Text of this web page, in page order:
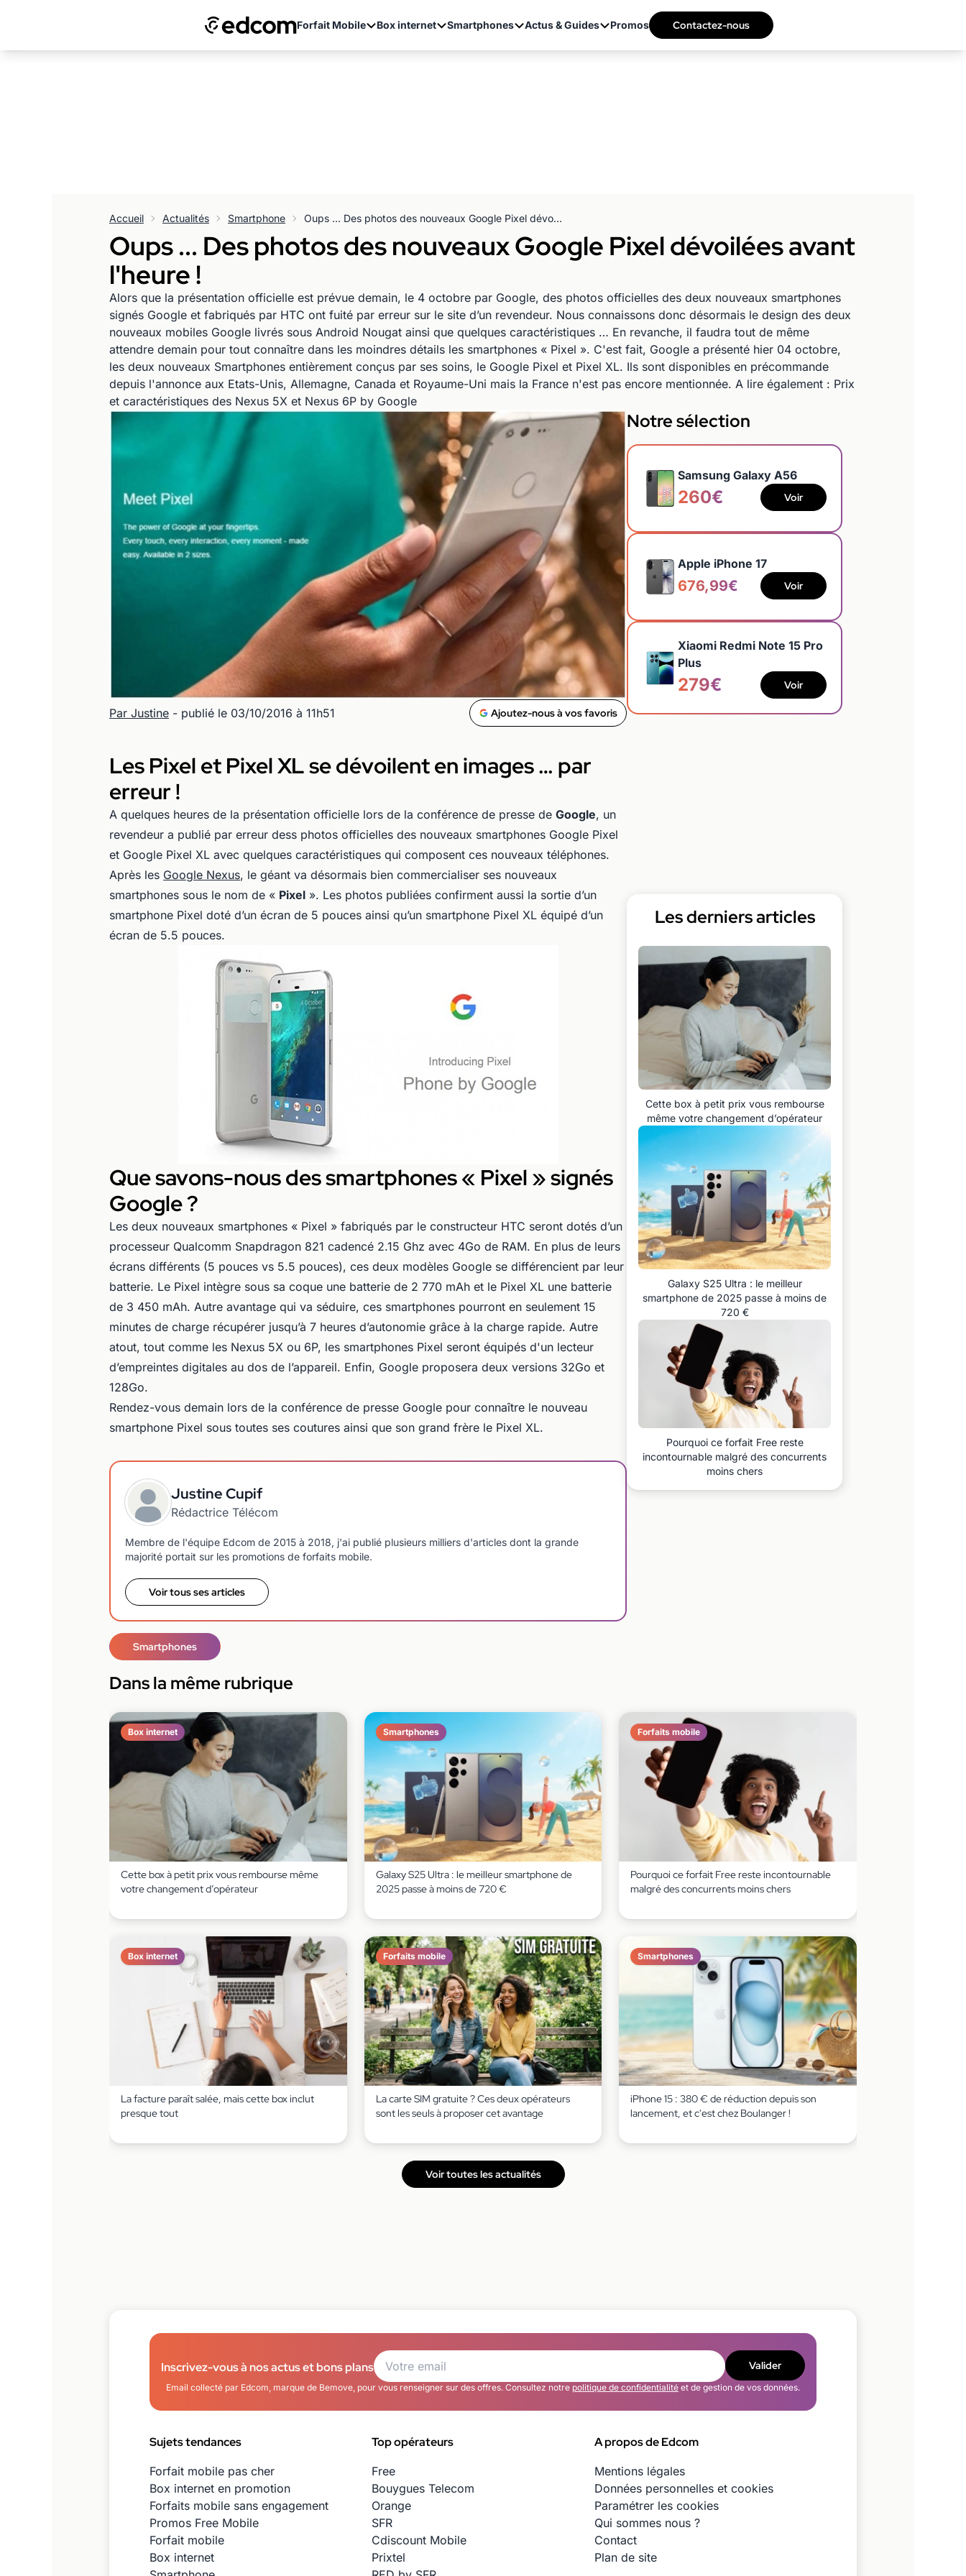
Forfait Mobile Box internet Smartphones Actus & Guides Promos Contactez-nous
Accueil Actualités Smartphone Oups ... Des photos des nouveaux Google Pixel dévoilées avant l'heure !
Oups ... Des photos des nouveaux Google Pixel dévoilées avant
l'heure !
Alors que la présentation officielle est prévue demain, le 4 octobre par Google, des photos officielles des deux nouveaux smartphones
signés Google et fabriqués par HTC ont fuité par erreur sur le site d’un revendeur. Nous connaissons donc désormais le design des deux
nouveaux mobiles Google livrés sous Android Nougat ainsi que quelques caractéristiques … En revanche, il faudra tout de même
attendre demain pour tout connaître dans les moindres détails les smartphones « Pixel ». C'est fait, Google a présenté hier 04 octobre,
les deux nouveaux Smartphones entièrement conçus par ses soins, le Google Pixel et Pixel XL. Ils sont disponibles en précommande
depuis l'annonce aux Etats-Unis, Allemagne, Canada et Royaume-Uni mais la France n'est pas encore mentionnée. A lire également : Prix
et caractéristiques des Nexus 5X et Nexus 6P by Google
Par Justine - publié le 03/10/2016 à 11h51 Ajoutez-nous à vos favoris
Les Pixel et Pixel XL se dévoilent en images … par
erreur !
A quelques heures de la présentation officielle lors de la conférence de presse de Google, un
revendeur a publié par erreur dess photos officielles des nouveaux smartphones Google Pixel
et Google Pixel XL avec quelques caractéristiques qui composent ces nouveaux téléphones.
Après les Google Nexus, le géant va désormais bien commercialiser ses nouveaux
smartphones sous le nom de « Pixel ». Les photos publiées confirment aussi la sortie d’un
smartphone Pixel doté d’un écran de 5 pouces ainsi qu’un smartphone Pixel XL équipé d’un
écran de 5.5 pouces.
Que savons-nous des smartphones « Pixel » signés
Google ?
Les deux nouveaux smartphones « Pixel » fabriqués par le constructeur HTC seront dotés d’un
processeur Qualcomm Snapdragon 821 cadencé 2.15 Ghz avec 4Go de RAM. En plus de leurs
écrans différents (5 pouces vs 5.5 pouces), ces deux modèles Google se différencient par leur
batterie. Le Pixel intègre sous sa coque une batterie de 2 770 mAh et le Pixel XL une batterie
de 3 450 mAh. Autre avantage qui va séduire, ces smartphones pourront en seulement 15
minutes de charge récupérer jusqu’à 7 heures d’autonomie grâce à la charge rapide. Autre
atout, tout comme les Nexus 5X ou 6P, les smartphones Pixel seront équipés d'un lecteur
d’empreintes digitales au dos de l’appareil. Enfin, Google proposera deux versions 32Go et
128Go.
Rendez-vous demain lors de la conférence de presse Google pour connaître le nouveau
smartphone Pixel sous toutes ses coutures ainsi que son grand frère le Pixel XL.
Justine Cupif
Rédactrice Télécom
Membre de l'équipe Edcom de 2015 à 2018, j'ai publié plusieurs milliers d'articles dont la grande
majorité portait sur les promotions de forfaits mobile.
Voir tous ses articles
Smartphones
Notre sélection
Samsung Galaxy A56
260€ Voir
Apple iPhone 17
676,99€ Voir
Xiaomi Redmi Note 15 Pro
Plus
279€ Voir
Les derniers articles
Cette box à petit prix vous rembourse
même votre changement d’opérateur
Galaxy S25 Ultra : le meilleur
smartphone de 2025 passe à moins de
720 €
Pourquoi ce forfait Free reste
incontournable malgré des concurrents
moins chers
Dans la même rubrique
Box internet
Cette box à petit prix vous rembourse même
votre changement d’opérateur
Smartphones
Galaxy S25 Ultra : le meilleur smartphone de
2025 passe à moins de 720 €
Forfaits mobile
Pourquoi ce forfait Free reste incontournable
malgré des concurrents moins chers
Box internet
La facture paraît salée, mais cette box inclut
presque tout
Forfaits mobile
La carte SIM gratuite ? Ces deux opérateurs
sont les seuls à proposer cet avantage
Smartphones
iPhone 15 : 380 € de réduction depuis son
lancement, et c'est chez Boulanger !
Voir toutes les actualités
Inscrivez-vous à nos actus et bons plans Valider
Email collecté par Edcom, marque de Bemove, pour vous renseigner sur des offres. Consultez notre politique de confidentialité et de gestion de vos données.
Sujets tendances
Forfait mobile pas cher
Box internet en promotion
Forfaits mobile sans engagement
Promos Free Mobile
Forfait mobile
Box internet
Top opérateurs
Free
Bouygues Telecom
Orange
SFR
Cdiscount Mobile
Prixtel
A propos de Edcom
Mentions légales
Données personnelles et cookies
Paramétrer les cookies
Qui sommes nous ?
Contact
Plan de site